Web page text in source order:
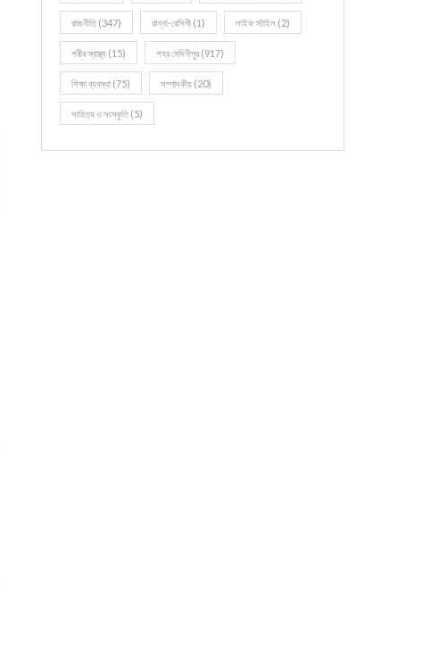
রাজনীতি(347) রান্না-রেসিপী (1) লাইফ স্টাইল (2)
শরীর স্বাস্থ্য (15) শহর মেদিনীপুর (917)
শিক্ষা ব্যবস্থা (75) সম্পাদকীয় (20)
সাহিত্য ও সংস্কৃতি(5)